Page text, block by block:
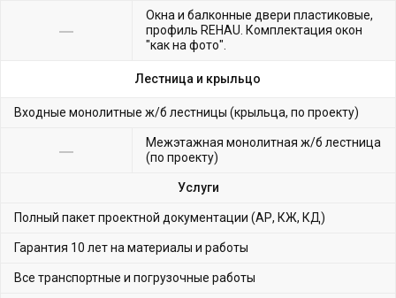
Окна и балконные двери пластиковые,
профиль REHAU. Комплектация окон
"как на фото".
Лестница и крыльцо
Входные монолитные ж/б лестницы (крыльца, по проекту)
Межэтажная монолитная ж/б лестница
(по проекту)
Услуги
Полный пакет проектной документации (АР, КЖ, КД)
Гарантия 10 лет на материалы и работы
Все транспортные и погрузочные работы